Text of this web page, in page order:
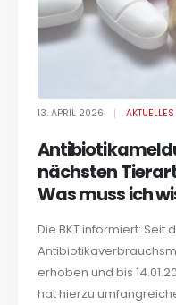
13. APRIL 2026
nächsten
Was muss ich
Die BKT informiert: Seit
erhoben und bis
hat hierzu